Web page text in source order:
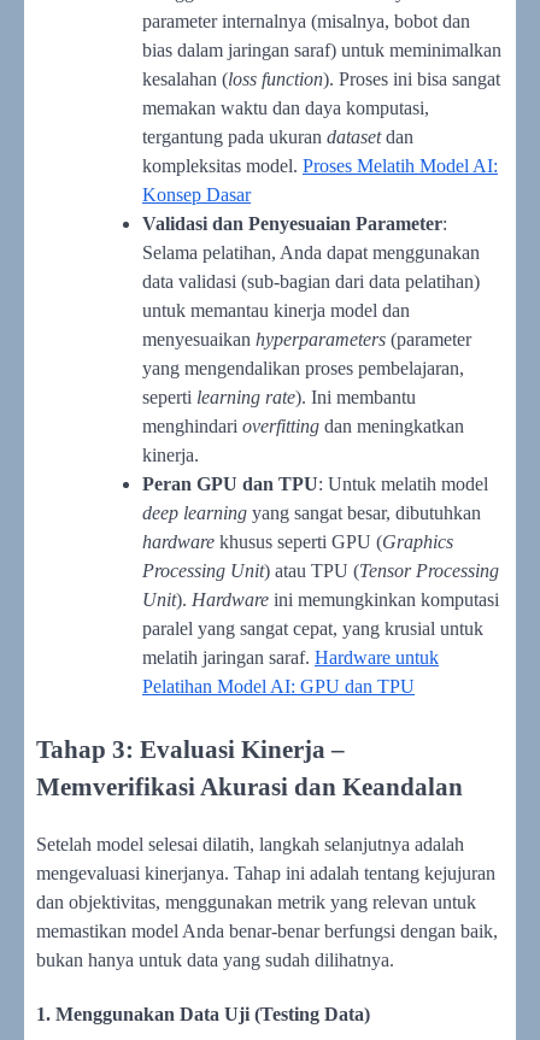
parameter internalnya (misalnya, bobot dan
bias dalam jaringan saraf) untuk meminimalkan
kesalahan (loss function). Proses ini bisa sangat
memakan waktu dan daya komputasi,
tergantung pada ukuran datasetdan
kompleksitas model. Proses Melatih Model AI:
Konsep Dasar
Validasi dan Penyesuaian Parameter:
Selama pelatihan, Anda dapat menggunakan
data validasi (sub-bagian dari data pelatihan)
untuk memantau kinerja model dan
menyesuaikan hyperparameters (parameter
yang mengendalikan proses pembelajaran,
seperti learning rate). Ini membantu
menghindari overfitting dan meningkatkan
kinerja.
Peran GPU dan TPU: Untuk melatih model
deep learning yang sangat besar, dibutuhkan
hardware khusus seperti GPU (Graphics
Processing Unit) atau TPU (Tensor Processing
Unit). Hardware ini memungkinkan komputasi
paralel yang sangat cepat, yang krusial untuk
melatih jaringan saraf. Hardware untuk
Pelatihan Model AI: GPU dan TPU
Tahap 3: Evaluasi Kinerja –
Memverifikasi Akurasi dan Keandalan
Setelah model selesai dilatih, langkah selanjutnya adalah
mengevaluasi kinerjanya. Tahap ini adalah tentang kejujuran
dan objektivitas, menggunakan metrik yang relevan untuk
memastikan model Anda benar-benar berfungsi dengan baik,
bukan hanya untuk data yang sudah dilihatnya.
1. Menggunakan Data Uji (Testing Data)